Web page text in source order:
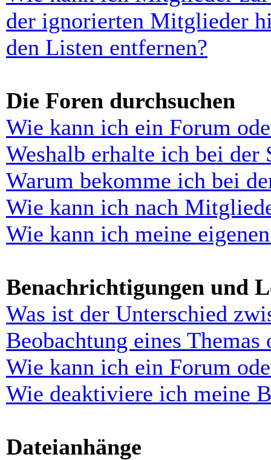
der ignorierten Mitglieder
den Listen entfernen?
Die Foren durchsuchen
Wie kann ich ein Forum
Weshalb erhalte ich bei der
Warum bekomme ich bei
Wie kann ich nach
Wie kann ich meine
Benachrichtigungen und
Was ist der Unterschied
Beobachtung eines Themas
Wie kann ich ein Forum
Wie deaktiviere ich meine
Dateianhänge